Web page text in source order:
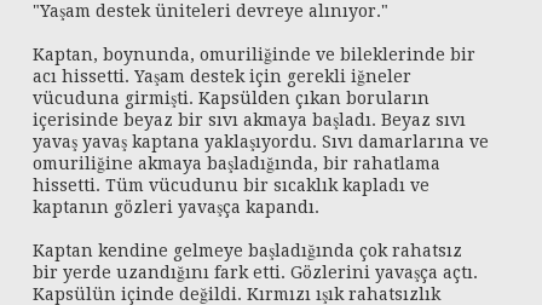
"Yaşam destek üniteleri devreye alınıyor."
Kaptan, boynunda, omuriliğinde ve bileklerinde bir
acı hissetti. Yaşam destek için gerekli iğneler
vücuduna girmişti. Kapsülden çıkan boruların
içerisinde beyaz bir sıvı akmaya başladı. Beyaz sıvı
yavaş yavaş kaptana yaklaşıyordu. Sıvı damarlarına ve
omuriliğine akmaya başladığında, bir rahatlama
hissetti. Tüm vücudunu bir sıcaklık kapladı ve
kaptanın gözleri yavaşça kapandı.
Kaptan kendine gelmeye başladığında çok rahatsız
bir yerde uzandığını fark etti. Gözlerini yavaşça açtı.
Kapsülün içinde değildi. Kırmızı ışık rahatsızlık